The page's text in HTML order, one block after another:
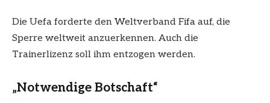
Die Uefa forderte den Weltverband Fifa auf, die
Sperre weltweit anzuerkennen. Auch die
Trainerlizenz soll ihm entzogen werden.
„Notwendige Botschaft“